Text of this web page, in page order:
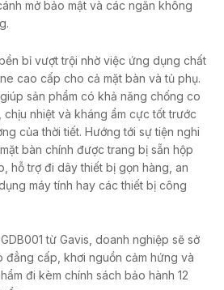
mở bảo mật và các ngăn không
bỉ vượt trội nhờ việc ứng dụng chất
cao cấp cho cả mặt bàn và tủ phụ.
sản phẩm có khả năng chống co
nhiệt và kháng ẩm cực tốt trước
của thời tiết. Hướng tới sự tiện nghi
bàn chính được trang bị sẵn hộp
hỗ trợ đi dây thiết bị gọn hàng, an
máy tính hay các thiết bị công
từ Gavis, doanh nghiệp sẽ sở
đẳng cấp, khơi nguồn cảm hứng và
đi kèm chính sách bảo hành 12